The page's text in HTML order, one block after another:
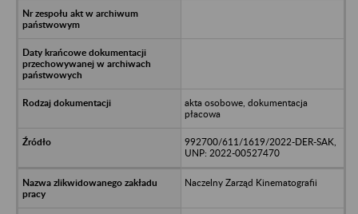
akta osobowe, dokumentacja
płacowa
992700/611/1619/2022-DER-SAK,
UNP: 2022-00527470
Naczelny Zarząd Kinematografii